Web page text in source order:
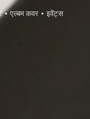
• एल्बम कवर • इवेंट्स